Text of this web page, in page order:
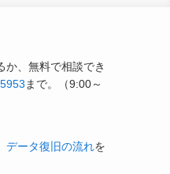
か、無料で相談でき
まで。（9:00～
データ復旧の流れを